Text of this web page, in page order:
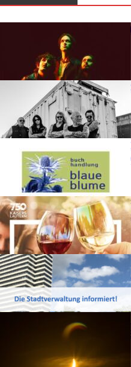
FB Kultur
DIRTY
ROSE
FB Kultur
LESETIPPS
„BLAUE
FB Kultur
GENÜSSE
VON
WEITERHIN
VORTRAG
PERSEIDEN